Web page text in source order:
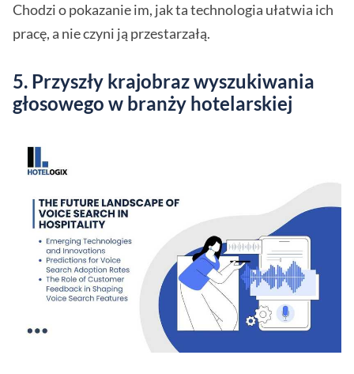
Chodzi o pokazanie im, jak ta technologia ułatwia ich
pracę, a nie czyni ją przestarzałą.
5. Przyszły krajobraz wyszukiwania
głosowego w branży hotelarskiej